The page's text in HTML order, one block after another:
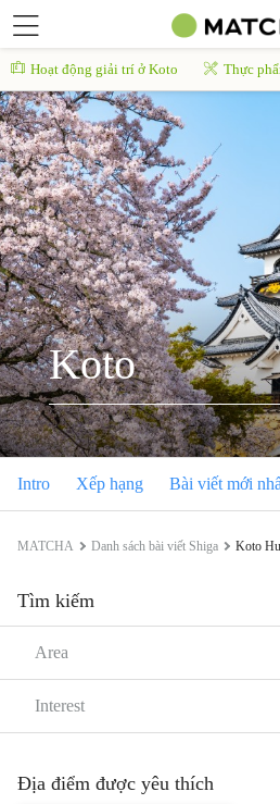
Hoạt động giải trí ở Koto Thực
Koto
Intro Xếp hạng Bài viết mới
MATCHA Danh sách bài viết Shiga Koto
Tìm kiếm
Area
Interest
Địa điểm được yêu thích